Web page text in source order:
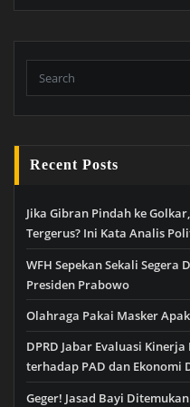
Recent Posts
Jika Gibran Pindah ke
Tergerus? Ini Kata Analis
WFH Sepekan Sekali Segera
Presiden Prabowo
Olahraga Pakai Masker
DPRD Jabar Evaluasi
terhadap PAD dan Ekonomi
Geger! Jasad Bayi